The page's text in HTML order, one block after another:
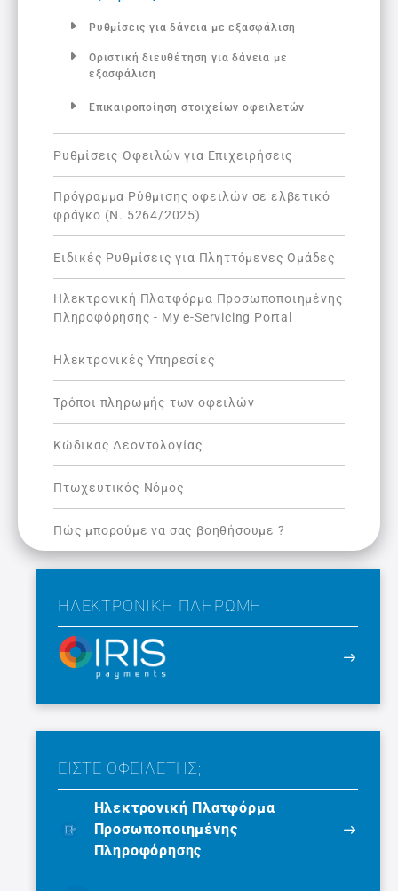
Ρυθμίσεις για δάνεια με εξασφάλιση
Οριστική διευθέτηση για δάνεια με
εξασφάλιση
Επικαιροποίηση στοιχείων οφειλετών
Ρυθμίσεις Οφειλών για Επιχειρήσεις
Πρόγραμμα Ρύθμισης οφειλών σε ελβετικό
φράγκο (Ν. 5264/2025)
Ειδικές Ρυθμίσεις για Πληττόμενες Ομάδες
Ηλεκτρονική Πλατφόρμα Προσωποποιημένης
Πληροφόρησης - My e-Servicing Portal
Ηλεκτρονικές Υπηρεσίες
Τρόποι πληρωμής των οφειλών
Κώδικας Δεοντολογίας
Πτωχευτικός Νόμος
Πώς μπορούμε να σας βοηθήσουμε ?
ΗΛΕΚΤΡΟΝΙΚΉ ΠΛΗΡΩΜΉ
ΕΙΣΤΕ ΟΦΕΙΛΕΤΗΣ;
Ηλεκτρονική Πλατφόρμα
Προσωποποιημένης
Πληροφόρησης